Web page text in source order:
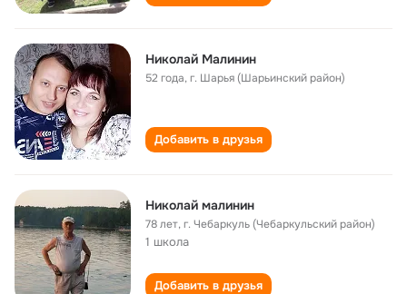
Николай Малинин
52 года,г. Шарья (Шарьинский район)
Добавить в друзья
Николай малинин
78 лет,г. Чебаркуль (Чебаркульский район)
1 школа
Добавить в друзья